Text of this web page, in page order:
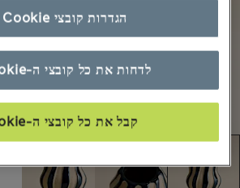
לדחות את כל קובצי ה-Cookie
קבל את כל קובצי ה-Cookie
הגדרות קובצי Cookie